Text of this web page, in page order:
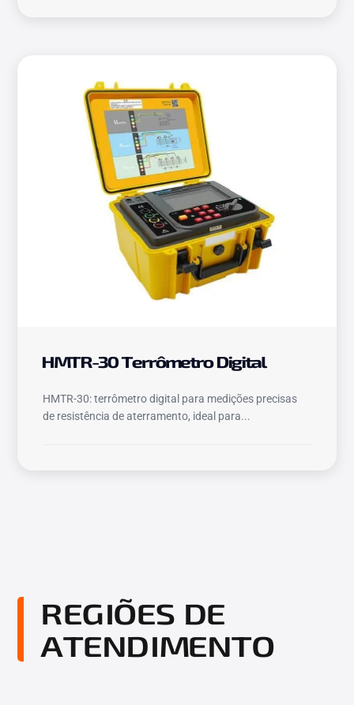
HMTR-30 Terrômetro Digital
HMTR-30: terrômetro digital para medições precisas
de resistência de aterramento, ideal para...
REGIÕES DE
ATENDIMENTO